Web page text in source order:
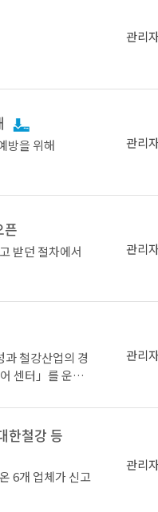
크랩 산업발전
교육
여
랩 고의적 불순
, 재발방지를 위
적극적인 관심
발견하셨을 경
시장정화 그리
관리
방을 위해
.
관리
픈
받던 절차에서
차량 조회 할 수
용차량' 페이지
바랍니다
관리
철강산업의 경
센터」를 운영
관리
한철강 등
6개 업체가 신고
관리